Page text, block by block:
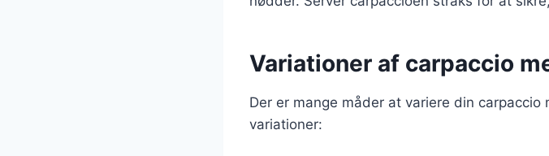
Variationer af carpaccio
Der er mange måder at variere din
variationer: